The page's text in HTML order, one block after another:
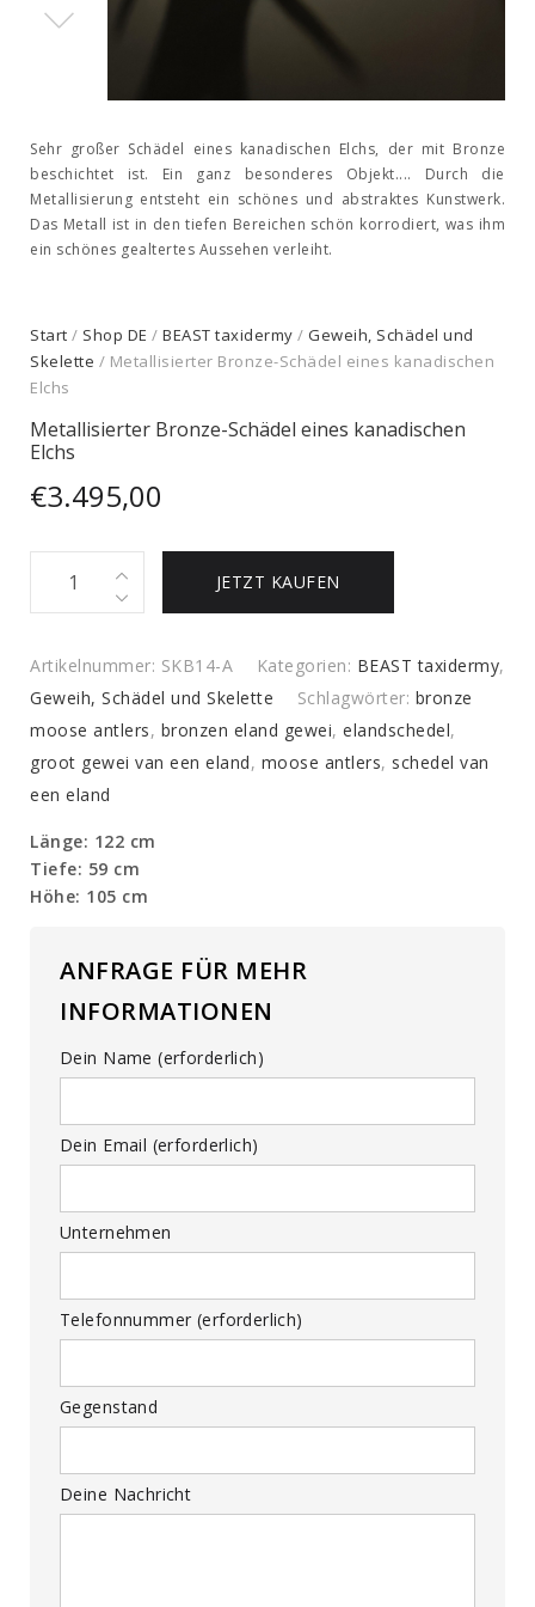
Sehr großer Schädel eines kanadischen Elchs, der mit Bronze
beschichtet ist. Ein ganz besonderes Objekt.... Durch die
Metallisierung entsteht ein schönes und abstraktes Kunstwerk.
Das Metall ist in den tiefen Bereichen schön korrodiert, was ihm
ein schönes gealtertes Aussehen verleiht.
Start / Shop DE / BEAST taxidermy / Geweih, Schädel und
Skelette / Metallisierter Bronze-Schädel eines kanadischen
Elchs
Metallisierter Bronze-Schädel eines kanadischen
Elchs
€3.495,00
Metallisierter
eines
kanadischen
Elchs
quantity
JETZT KAUFEN
Artikelnummer: SKB14-A Kategorien: BEAST taxidermy,
Geweih, Schädel und Skelette
Schlagwörter: bronze
moose antlers, bronzen eland gewei, elandschedel,
groot gewei van een eland, moose antlers, schedel van
een eland
Länge: 122 cm
Tiefe: 59 cm
Höhe: 105 cm
ANFRAGE FÜR MEHR
INFORMATIONEN
Dein Name (erforderlich)
Dein Email (erforderlich)
Unternehmen
Telefonnummer (erforderlich)
Gegenstand
Deine Nachricht